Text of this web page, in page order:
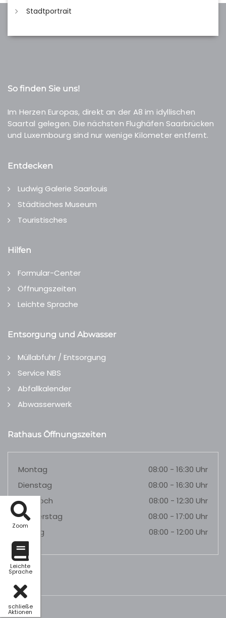
Zoom
Leichte
Sprache
schließe
Aktionen
Stadtportrait
So finden Sie uns!
Im Herzen Europas, direkt an der A8 im idyllischen
Saartal gelegen. Die nächsten Flughäfen Saarbrücken
und Luxembourg sind nur wenige Kilometer entfernt.
Entdecken
Ludwig Galerie Saarlouis
Städtisches Museum
Touristisches
Hilfen
Formular-Center
Öffnungszeiten
Leichte Sprache
Entsorgung und Abwasser
Müllabfuhr / Entsorgung
Service NBS
Abfallkalender
Abwasserwerk
Rathaus Öffnungszeiten
Montag
08:00 - 16:30 Uhr
Dienstag
08:00 - 16:30 Uhr
Mittwoch
08:00 - 12:30 Uhr
Donnerstag
08:00 - 17:00 Uhr
Freitag
08:00 - 12:00 Uhr